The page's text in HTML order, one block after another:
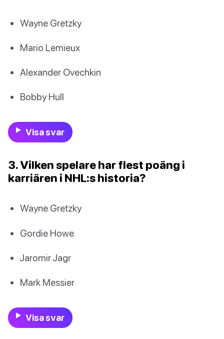
Wayne Gretzky
Mario Lemieux
Alexander Ovechkin
Bobby Hull
Visa svar
3. Vilken spelare har flest poäng i
karriären i NHL:s historia?
Wayne Gretzky
Gordie Howe
Jaromir Jagr
Mark Messier
Visa svar